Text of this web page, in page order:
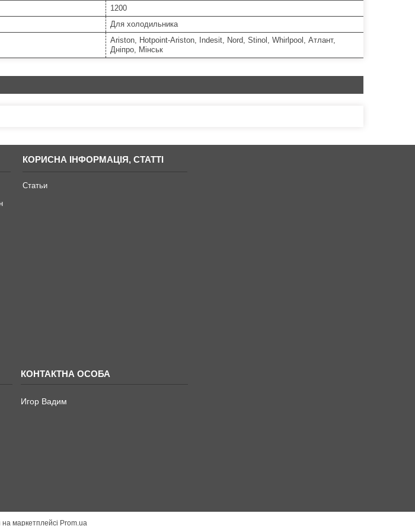
1200
Для холодильника
Ariston, Hotpoint-Ariston, Indesit, Nord, Stinol, Whirlpool, Атлант,
Дніпро, Мінськ
КОРИСНА ІНФОРМАЦІЯ, СТАТТІ
Статьи
Игор Вадим
маркетплейсі Prom.ua